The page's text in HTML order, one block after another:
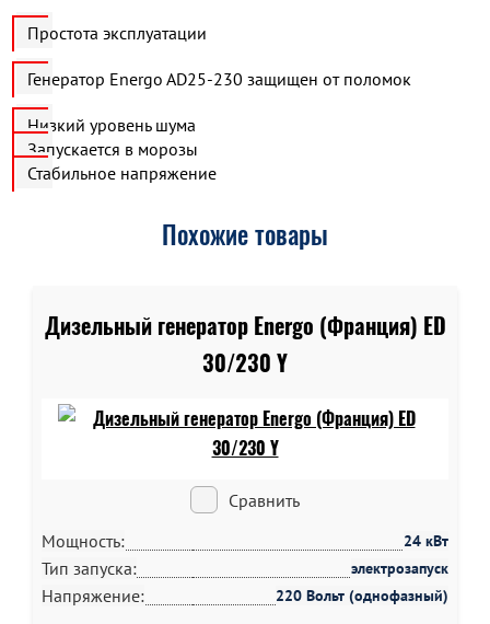
Простота эксплуатации
Генератор Energo AD25-230 защищен от поломок
Низкий уровень шума
Запускается в морозы
Стабильное напряжение
Похожие товары
Дизельный генератор Energo (Франция) ED
30/230 Y
Сравнить
Мощность:
24 кВт
Тип запуска: электрозапуск
Напряжение: 220 Вольт (однофазный)